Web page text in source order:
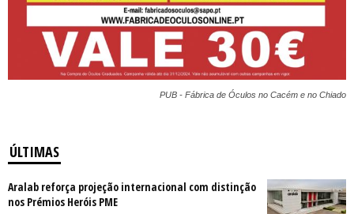
PUB - Fábrica de Óculos no Cacém e no Chiado
ÚLTIMAS
Aralab reforça projeção internacional com distinção
nos Prémios Heróis PME